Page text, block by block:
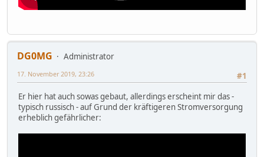
DG0MG
Administrator
#1
17. November 2019, 23:26
Er hier hat auch sowas gebaut, allerdings erscheint mir das -
typisch russisch - auf Grund der kräftigeren Stromversorgung
erheblich gefährlicher: